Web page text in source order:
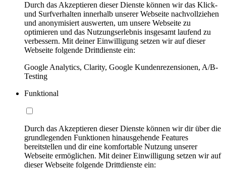
Durch das Akzeptieren dieser Dienste können wir das Klick-
und Surfverhalten innerhalb unserer Webseite nachvollziehen
und anonymisiert auswerten, um unsere Webseite zu
optimieren und das Nutzungserlebnis insgesamt laufend zu
verbessern. Mit deiner Einwilligung setzen wir auf dieser
Webseite folgende Drittdienste ein:
Google Analytics, Clarity, Google Kundenrezensionen, A/B-
Testing
Funktional
Durch das Akzeptieren dieser Dienste können wir dir über die
grundlegenden Funktionen hinausgehende Features
bereitstellen und dir eine komfortable Nutzung unserer
Webseite ermöglichen. Mit deiner Einwilligung setzen wir auf
dieser Webseite folgende Drittdienste ein: